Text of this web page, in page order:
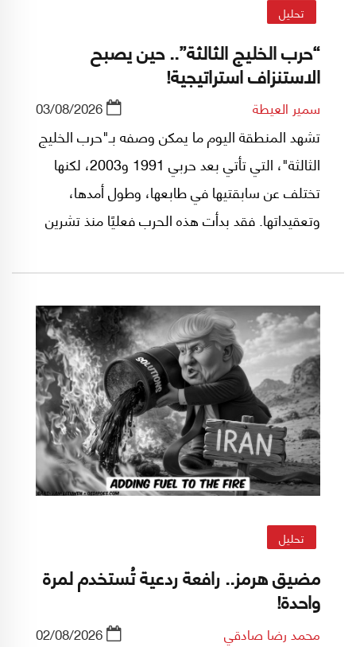
تحليل
“حرب الخليج الثالثة”.. حين يصبح
الاستنزاف استراتيجية!
سمير العيطة 03/08/2026
تشهد المنطقة اليوم ما يمكن وصفه بـ"حرب الخليج
الثالثة"، التي تأتي بعد حربي 1991 و2003، لكنها
تختلف عن سابقتيها في طابعها، وطول أمدها،
وتعقيداتها. فقد بدأت هذه الحرب فعليًا منذ تشرين
ومرّت بمراحل متعددة.
تحليل
مضيق هرمز.. رافعة ردعية تُستخدم لمرة
واحدة!
محمد رضا صادقي 02/08/2026